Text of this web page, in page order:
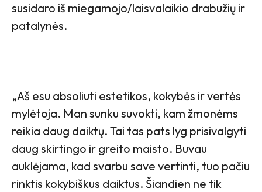
susidaro iš miegamojo/laisvalaikio drabužių ir
patalynės.
„Aš esu absoliuti estetikos, kokybės ir vertės
mylėtoja. Man sunku suvokti, kam žmonėms
reikia daug daiktų. Tai tas pats lyg prisivalgyti
daug skirtingo ir greito maisto. Buvau
auklėjama, kad svarbu save vertinti, tuo pačiu
rinktis kokybiškus daiktus. Šiandien ne tik